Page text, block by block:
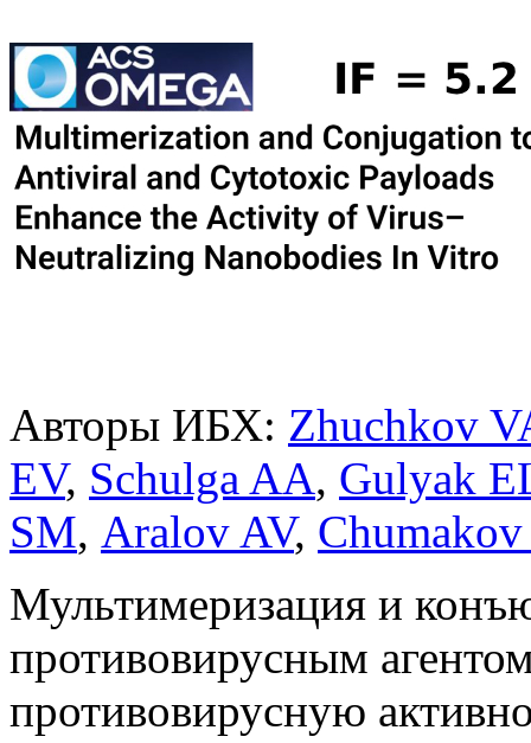
Авторы ИБХ: Zhuchkov
EV, Schulga AA, Gulyak
SM, Aralov AV, Chumakov
Мультимеризация и
противовирусным
противовирусную